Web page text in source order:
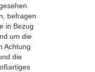
befragen
in Bezug
um die
Achtung
die